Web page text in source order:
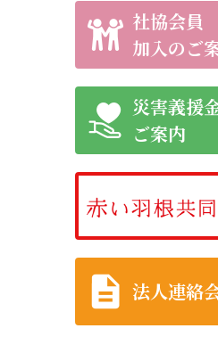
社協会員
加入のご
災害義援
ご案内
法人連絡